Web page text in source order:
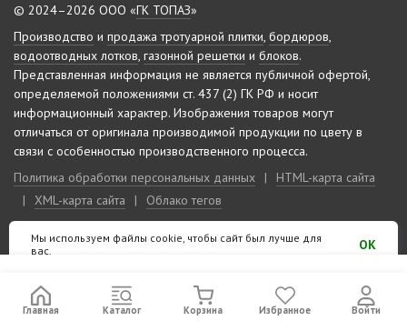
© 2024–2026 ООО «ГК ТОПАЗ»
Производство и продажа тротуарной плитки, бордюров,
водоотводных лотков, газонной решетки и блоков.
Представленная информация не является публичной офертой,
определяемой положениями ст. 437 (2) ГК РФ и носит
информационный характер. Изображения товаров могут
отличаться от оригинала производимой продукции по цвету в
связи с особенностью производственного процесса.
Политика обработки персональных данных
|
HTML-карта сайта
|
XML-карта сайта | Облако тегов
Сделано на «10-м этаже»
Главная Каталог Корзина Избранное Войти
Мы используем файлы cookie, чтобы сайт был лучше для
вас.
OK